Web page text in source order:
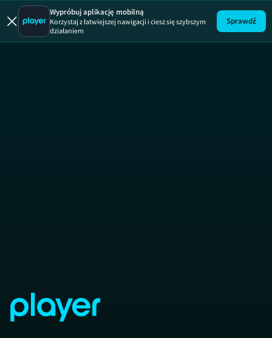
Wypróbuj aplikację mobilną
Korzystaj z łatwiejszej nawigacji i ciesz się szybszym
działaniem
Sprawdź